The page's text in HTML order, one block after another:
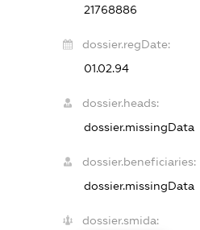
21768886
dossier.regDate:
01.02.94
dossier.heads:
dossier.missingData
dossier.beneficiaries:
dossier.missingData
dossier.smida: